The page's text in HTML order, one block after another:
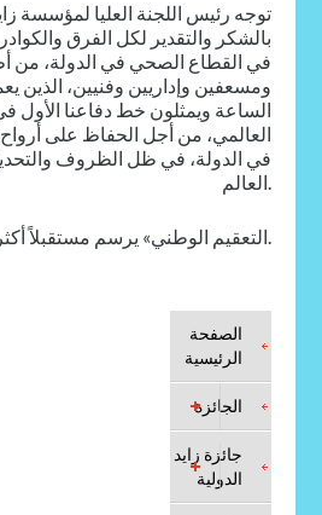
توجه رئيس اللجنة العليا لمؤسسة
بالشكر والتقدير لكل الفرق
في القطاع الصحي في الدولة، من
ومسعفين وإداريين وفنيين، الذين
الساعة ويمثلون خط دفاعنا الأول
العالمي، من أجل الحفاظ على
في الدولة، في ظل الظروف
العالم.
التعقيم الوطني» يرسم مستقبلاً أكثر صحة للجميع.
الصفحة
الرئيسية
الجائزة
جائزة زايد
الدولية